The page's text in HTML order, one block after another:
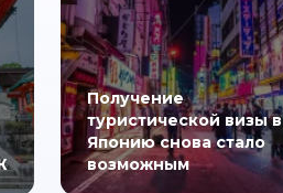
Получение
туристической визы в
Японию снова стало
возможным